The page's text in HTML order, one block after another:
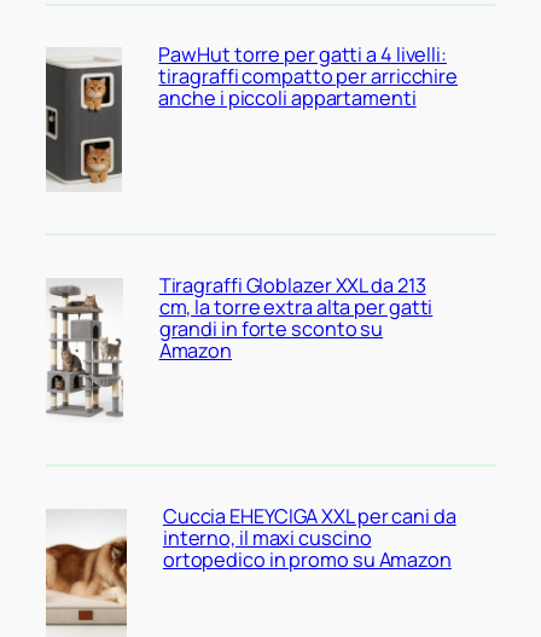
PawHut torre per gatti a 4 livelli:
tiragraffi compatto per arricchire
anche i piccoli appartamenti
Tiragraffi Globlazer XXL da 213
cm, la torre extra alta per gatti
grandi in forte sconto su
Amazon
Cuccia EHEYCIGA XXL per cani da
interno, il maxi cuscino
ortopedico in promo su Amazon